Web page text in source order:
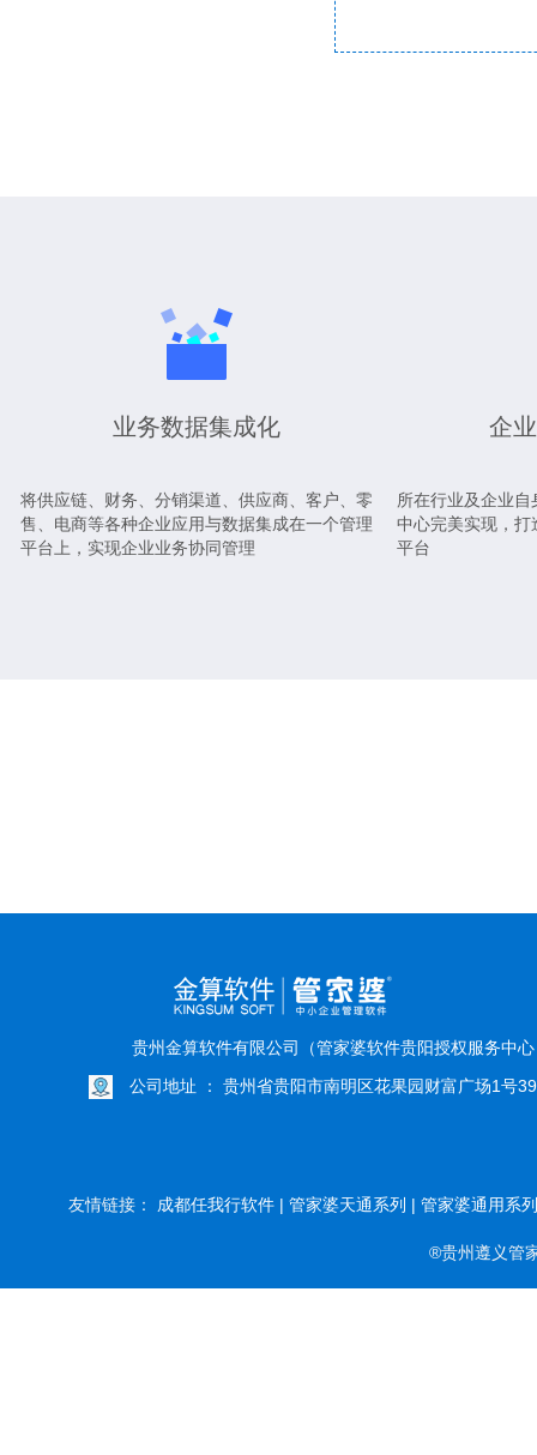
业务数据集成化
将供应链、财务、分销渠道、供应商、客户、零
售、电商等各种企业应用与数据集成在一个管理
平台上，实现企业业务协同管理
企
所在行业及企业
中心完美实现，打
平台
贵州金算软件有限公司（管家婆软件贵阳授权服务中
公司地址 ： 贵州省贵阳市南明区花果园财富广场1号
友情链接： 成都任我行软件 | 管家婆天通系列 | 管家婆通用系
®贵州遵义管